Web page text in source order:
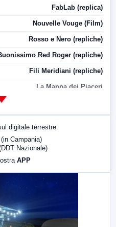
FabLab (replica)
Nouvelle Vouge (Film)
Rosso e Nero (repliche)
Red Roger (repliche)
Fili Meridiani (repliche)
La Mappa dei Piaceri
LabNews (replica)
digitale terrestre
(in Campania)
Nazionale)
APP